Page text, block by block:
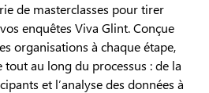
de masterclasses pour tirer
enquêtes Viva Glint. Conçue
organisations à chaque étape,
au long du processus : de la
et l’analyse des données à